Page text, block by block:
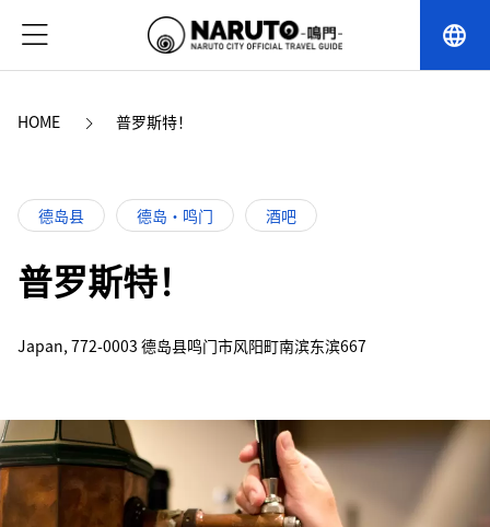
language
HOME 普罗斯特！
德岛县 德岛・鸣门 酒吧
普罗斯特！
Japan, 772-0003 德岛县鸣门市风阳町南滨东滨667